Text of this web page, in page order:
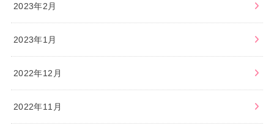
2023年2月
2023年1月
2022年12月
2022年11月